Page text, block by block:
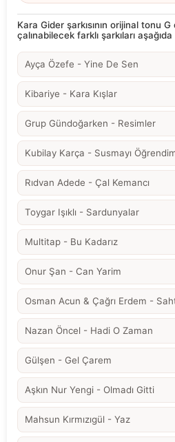
Kara Gider şarkısının orijinal tonu
çalınabilecek farklı şarkıları
Ayça Özefe - Yine De Sen
Kibariye - Kara Kışlar
Grup Gündoğarken - Resimler
Kubilay Karça - Susmayı
Rıdvan Adede - Çal Kemancı
Toygar Işıklı - Sardunyalar
Multitap - Bu Kadarız
Onur Şan - Can Yarim
Osman Acun & Çağrı Erdem -
Nazan Öncel - Hadi O Zaman
Gülşen - Gel Çarem
Aşkın Nur Yengi - Olmadı Gitti
Mahsun Kırmızıgül - Yaz